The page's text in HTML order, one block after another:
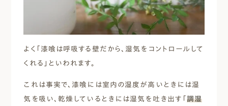
よく「漆喰は呼吸する壁だから、湿気をコントロールして
くれる」といわれます。
これは事実で、漆喰には室内の湿度が高いときには湿
気を吸い、乾燥しているときには湿気を吐き出す「調湿